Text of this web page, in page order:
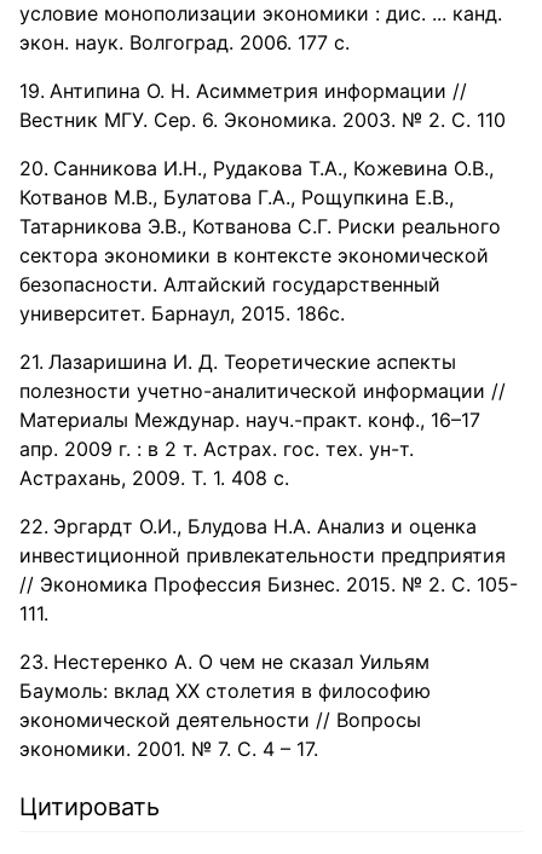
условие монополизации экономики : дис. ... канд.
экон. наук. Волгоград. 2006. 177 с.
Антипина О. Н. Асимметрия информации //
Вестник МГУ. Сер. 6. Экономика. 2003. № 2. С. 110
Санникова И.Н., Рудакова Т.А., Кожевина О.В.,
Котванов М.В., Булатова Г.А., Рощупкина Е.В.,
Татарникова Э.В., Котванова С.Г. Риски реального
сектора экономики в контексте экономической
безопасности. Алтайский государственный
университет. Барнаул, 2015. 186с.
Лазаришина И. Д. Теоретические аспекты
полезности учетно-аналитической информации //
Материалы Междунар. науч.-практ. конф., 16–17
апр. 2009 г. : в 2 т. Астрах. гос. тех. ун-т.
Астрахань, 2009. Т. 1. 408 с.
Эргардт О.И., Блудова Н.А. Анализ и оценка
инвестиционной привлекательности предприятия
// Экономика Профессия Бизнес. 2015. № 2. С. 105-
111.
Нестеренко А. О чем не сказал Уильям
Баумоль: вклад XX столетия в философию
экономической деятельности // Вопросы
экономики. 2001. № 7. С. 4 – 17.
Цитировать